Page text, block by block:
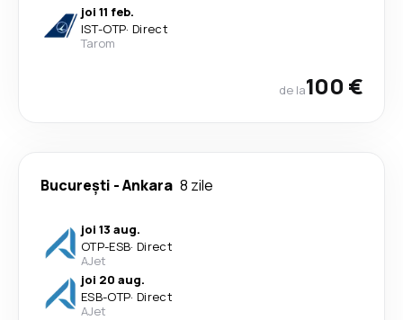
joi 11 feb.
IST-OTP· Direct
Tarom
de la100 €
București -Ankara 8 zile
joi 13 aug.
OTP-ESB· Direct
AJet
joi 20 aug.
ESB-OTP· Direct
AJet